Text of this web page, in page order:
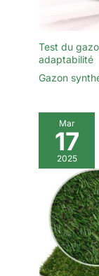
Test du
adaptabilité
Gazon
Mar
17
2025